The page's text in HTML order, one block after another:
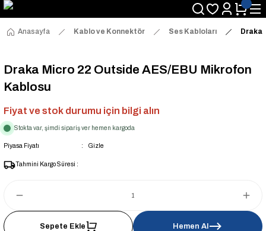
Anasayfa Kablo ve Konnektör Ses Kabloları Draka
Draka Micro 22 Outside AES/EBU Mikrofon
Kablosu
Fiyat ve stok durumu için bilgi alın
Stokta var, şimdi sipariş ver hemen kargoda
Piyasa Fiyatı Gizle
Tahmini Kargo Süresi :
Sepete Ekle Hemen Al